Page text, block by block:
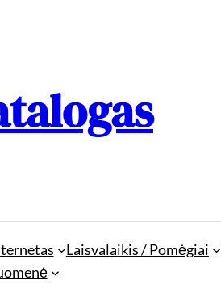
Laisvalaikis / Pomėgiai